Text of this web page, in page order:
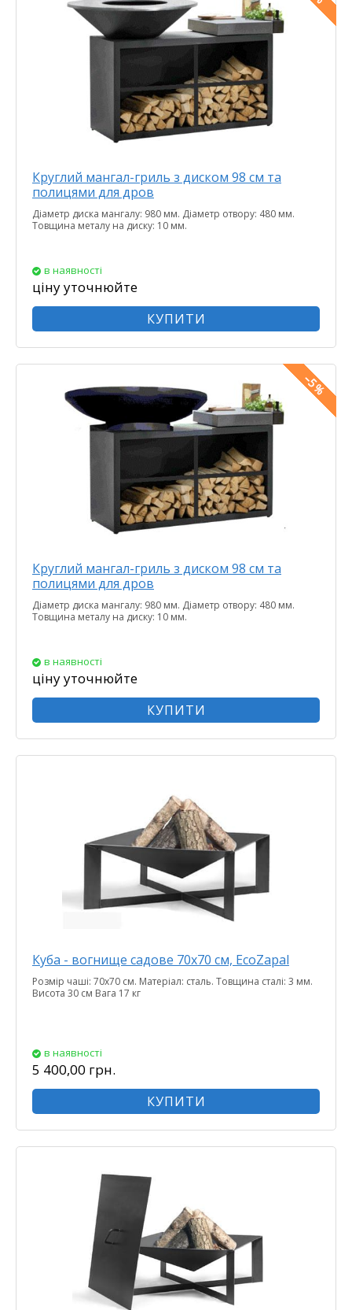
Круглий мангал-гриль з диском 98 см та
полицями для дров
Діаметр диска мангалу: 980 мм. Діаметр отвору: 480 мм.
Товщина металу на диску: 10 мм.
в наявності
ціну уточнюйте
КУПИТИ
Круглий мангал-гриль з диском 98 см та
полицями для дров
Діаметр диска мангалу: 980 мм. Діаметр отвору: 480 мм.
Товщина металу на диску: 10 мм.
в наявності
ціну уточнюйте
КУПИТИ
Куба - вогнище садове 70х70 см, EcoZapal
Розмір чаші: 70x70 см. Матеріал: сталь. Товщина сталі: 3 мм.
Висота 30 см Вага 17 кг
в наявності
5 400,00 грн.
КУПИТИ